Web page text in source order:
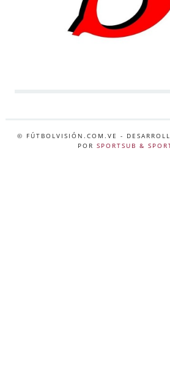
© FÚTBOLVISIÓN.COM.VE -
POR SPORTSUB &